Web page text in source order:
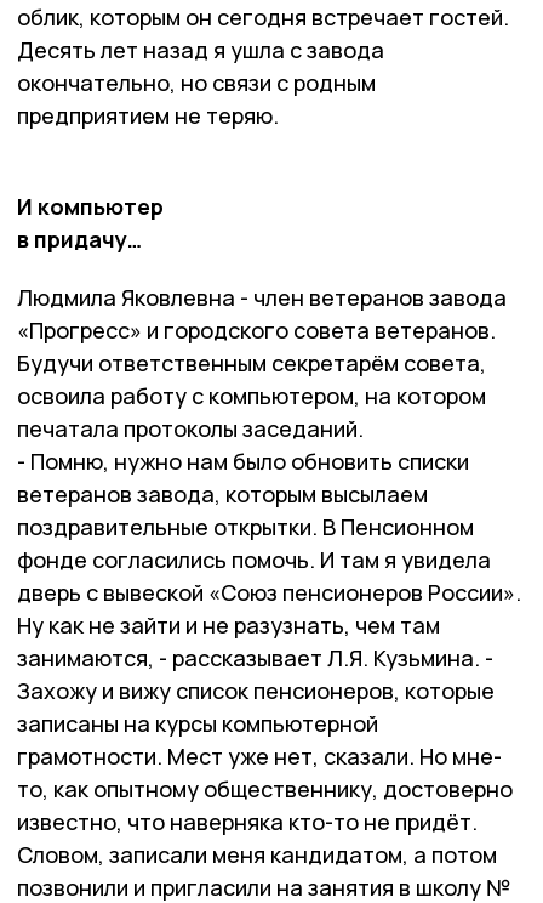
облик, которым он сегодня встречает гостей.
Десять лет назад я ушла с завода
окончательно, но связи с родным
предприятием не теряю.
И компьютер
в придачу…
Людмила Яковлевна - член ветеранов завода
«Прогресс» и городского совета ветеранов.
Будучи ответственным секретарём совета,
освоила работу с компьютером, на котором
печатала протоколы заседаний.
- Помню, нужно нам было обновить списки
ветеранов завода, которым высылаем
поздравительные открытки. В Пенсионном
фонде согласились помочь. И там я увидела
дверь с вывеской «Союз пенсионеров России».
Ну как не зайти и не разузнать, чем там
занимаются, - рассказывает Л.Я. Кузьмина. -
Захожу и вижу список пенсионеров, которые
записаны на курсы компьютерной
грамотности. Мест уже нет, сказали. Но мне-
то, как опытному общественнику, достоверно
известно, что наверняка кто-то не придёт.
Словом, записали меня кандидатом, а потом
позвонили и пригласили на занятия в школу №